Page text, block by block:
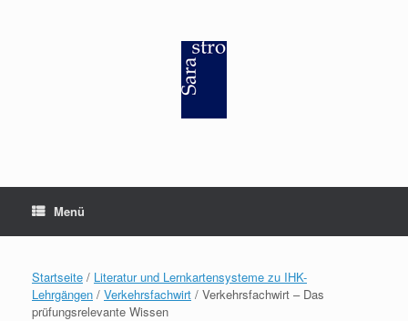
Menü
Startseite / Literatur und Lernkartensysteme zu IHK-
Lehrgängen / Verkehrsfachwirt / Verkehrsfachwirt – Das
prüfungsrelevante Wissen